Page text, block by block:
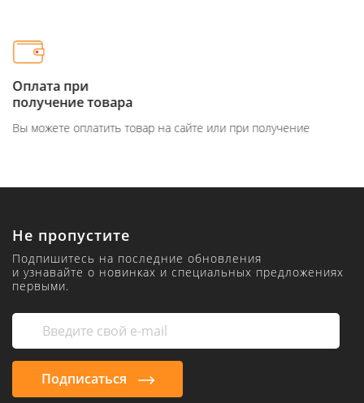
Оплата при
получение товара
Вы можете оплатить товар на сайте или при получение
Не пропустите
Подпишитесь на последние обновления
и узнавайте о новинках и специальных предложениях
первыми.
Подписаться